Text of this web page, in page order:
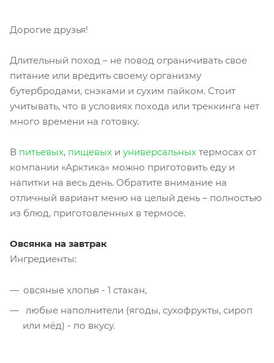
Дорогие друзья!
Длительный поход – не повод ограничивать свое
питание или вредить своему организму
бутербродами, снэками и сухим пайком. Стоит
учитывать, что в условиях похода или треккинга нет
много времени на готовку.
В питьевых, пищевых и универсальных термосах от
компании «Арктика» можно приготовить еду и
напитки на весь день. Обратите внимание на
отличный вариант меню на целый день – полностью
из блюд, приготовленных в термосе.
Овсянка на завтрак
Ингредиенты:
овсяные хлопья - 1 стакан,
любые наполнители (ягоды, сухофрукты, сироп
или мёд) - по вкусу.